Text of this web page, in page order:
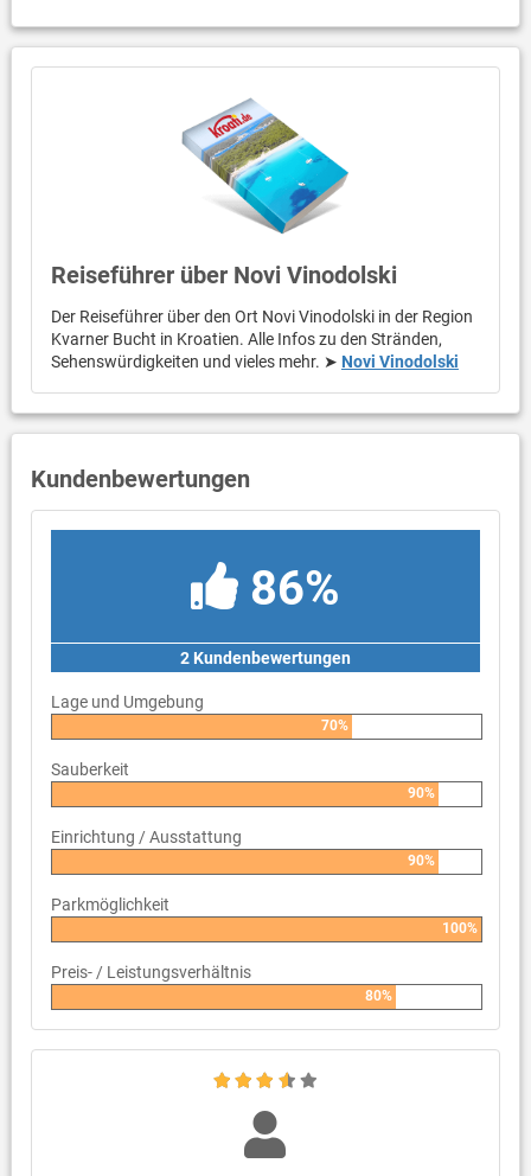
Reiseführer über Novi Vinodolski
Der Reiseführer über den Ort Novi Vinodolski in der Region
Kvarner Bucht in Kroatien. Alle Infos zu den Stränden,
Sehenswürdigkeiten und vieles mehr. ➤ Novi Vinodolski
Kundenbewertungen
86%
2 Kundenbewertungen
Lage und Umgebung
70%
Sauberkeit
90%
Einrichtung / Ausstattung
90%
Parkmöglichkeit
100%
Preis- / Leistungsverhältnis
80%